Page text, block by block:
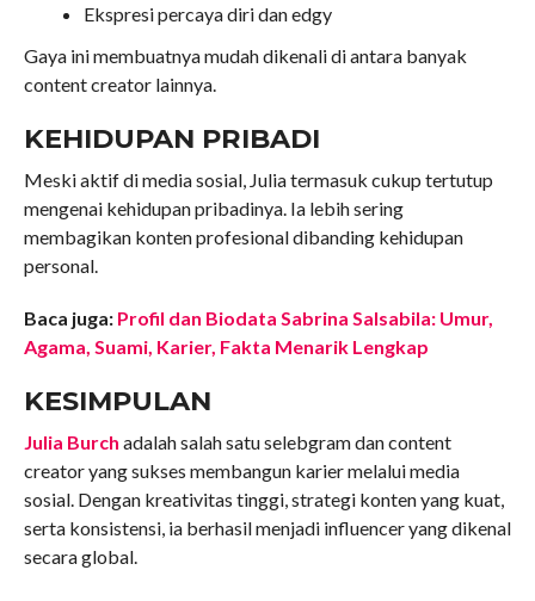
Ekspresi percaya diri dan edgy
Gaya ini membuatnya mudah dikenali di antara banyak
content creator lainnya.
KEHIDUPAN PRIBADI
Meski aktif di media sosial, Julia termasuk cukup tertutup
mengenai kehidupan pribadinya. Ia lebih sering
membagikan konten profesional dibanding kehidupan
personal.
Baca juga: Profil dan Biodata Sabrina Salsabila: Umur,
Agama, Suami, Karier, Fakta Menarik Lengkap
KESIMPULAN
Julia Burch adalah salah satu selebgram dan content
creator yang sukses membangun karier melalui media
sosial. Dengan kreativitas tinggi, strategi konten yang kuat,
serta konsistensi, ia berhasil menjadi influencer yang dikenal
secara global.